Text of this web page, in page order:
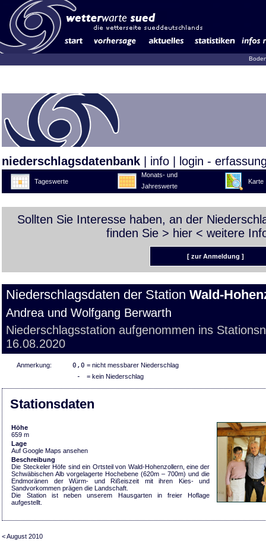
niederschlagsdatenbank info login -
Tageswerte
Monats- und
Jahreswerte
Karte
Sollten Sie Interesse haben, an der
finden Sie > hier < weitere
[ zur Anmeldung ]
Niederschlagsdaten der Station Wald-
Andrea und Wolfgang Berwarth
Niederschlagsstation aufgenommen ins
16.08.2020
Anmerkung: 0,0 = nicht messbarer Niederschlag
- = kein Niederschlag
Stationsdaten
Höhe
659 m
Lage
Auf Google Maps ansehen
Beschreibung
Die Steckeler Höfe sind ein Ortsteil von Wald-Hohenzollern, eine der
Schwäbischen Alb vorgelagerte Hochebene (620m – 700m) und die
Endmoränen der Würm- und Rißeiszeit mit ihren Kies- und
Sandvorkommen prägen die Landschaft.
Die Station ist neben unserem Hausgarten in freier Hoflage
aufgestellt.
< August 2010